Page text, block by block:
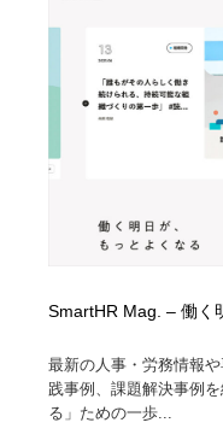
SmartHR Mag. – 働く
最新の人事・労務情報
践事例、課題解決事例
る」ための一歩...